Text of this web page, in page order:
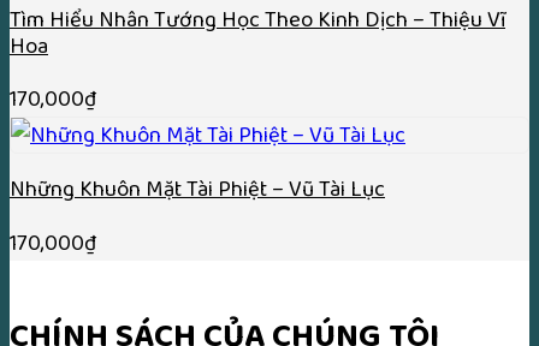
Tìm Hiểu Nhân Tướng Học Theo Kinh Dịch – Thiệu Vĩ
Hoa
170,000₫
Những Khuôn Mặt Tài Phiệt – Vũ Tài Lục
170,000₫